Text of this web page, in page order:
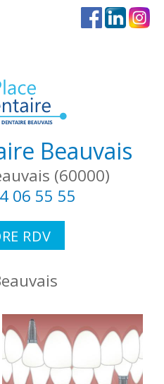
Beauvais
(60000)
06 55 55
RDV